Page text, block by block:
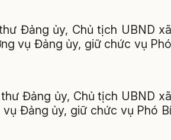
Đảng ủy, Chủ tịch UBND xã
vụ Đảng ủy, giữ chức vụ Phó
Đảng ủy, Chủ tịch UBND xã
Đảng ủy, giữ chức vụ Phó Bí